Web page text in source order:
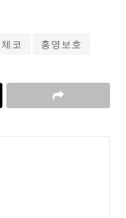
체코 홍명보호